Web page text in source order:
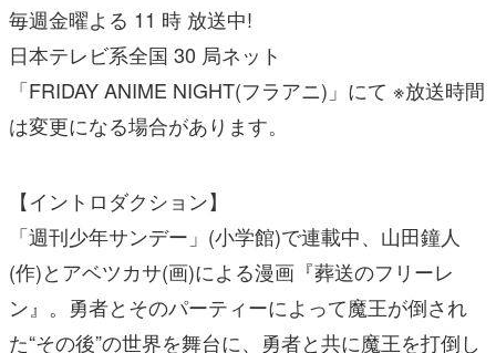
毎週金曜よる 11 時 放送中!
日本テレビ系全国 30 局ネット
「FRIDAY ANIME NIGHT(フラアニ)」にて ※放送時間
は変更になる場合があります。
【イントロダクション】
「週刊少年サンデー」(小学館)で連載中、山田鐘人
(作)とアベツカサ(画)による漫画『葬送のフリーレ
ン』。勇者とそのパーティーによって魔王が倒され
た“その後”の世界を舞台に、勇者と共に魔王を打倒し